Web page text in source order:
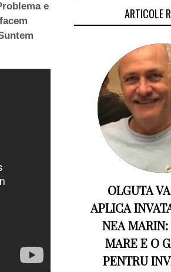
e
ARTICOLE
OLGUTA
APLICA
NEA MARIN:
MARE E O
PENTRU